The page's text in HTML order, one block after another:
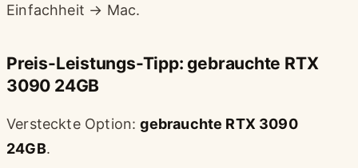
Einfachheit → Mac.
Preis-Leistungs-Tipp: gebrauchte RTX
3090 24GB
Versteckte Option:gebrauchte RTX 3090
24GB.